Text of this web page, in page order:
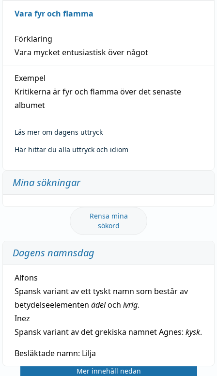
Vara fyr och flamma
Förklaring
Vara mycket entusiastisk över något
Exempel
Kritikerna är fyr och flamma över det senaste
albumet
Läs mer om dagens uttryck
Här hittar du alla uttryck och idiom
Mina sökningar
Rensa mina
sökord
Dagens namnsdag
Alfons
Spansk variant av ett tyskt namn som består av
betydelseelementen ädeloch ivrig.
Inez
Spansk variant av det grekiska namnet Agnes: kysk.
Besläktade namn: Lilja
Mer innehåll nedan